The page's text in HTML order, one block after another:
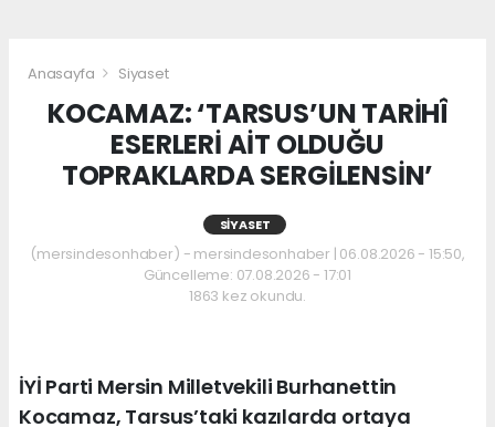
Anasayfa Siyaset
KOCAMAZ: ‘TARSUS’UN TARİHÎ
ESERLERİ AİT OLDUĞU
TOPRAKLARDA SERGİLENSİN’
SIYASET
(mersindesonhaber) - mersindesonhaber | 06.08.2026 - 15:50,
Güncelleme: 07.08.2026 - 17:01
1863 kez okundu.
İYİ Parti Mersin Milletvekili Burhanettin
Kocamaz, Tarsus’taki kazılarda ortaya